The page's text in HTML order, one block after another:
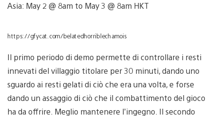
Asia: May 2 @ 8am to May 3 @ 8am HKT
https://gfycat.com/belatedhorriblechamois
Il primo periodo di demo permette di controllare i resti
innevati del villaggio titolare per 30 minuti, dando uno
sguardo ai resti gelati di ciò che era una volta, e forse
dando un assaggio di ciò che il combattimento del gioco
ha da offrire. Meglio mantenere l’ingegno. Il secondo